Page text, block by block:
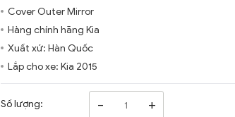
Cover Outer Mirror
Hàng chính hãng Kia
Xuất xứ: Hàn Quốc
Lắp cho xe: Kia 2015
Số lượng: - +